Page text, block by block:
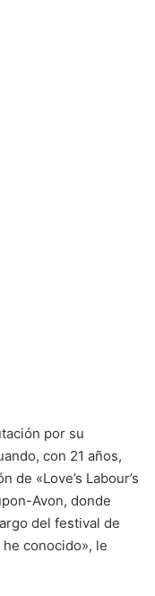
por su
con 21 años,
de «Love’s Labour’s
Avon, donde
del festival de
conocido», le